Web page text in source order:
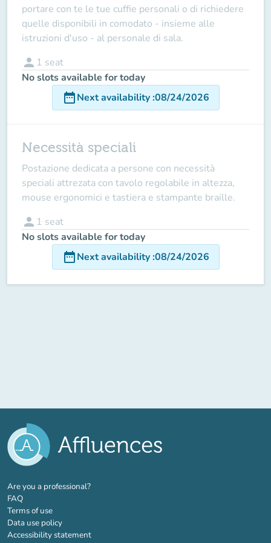
portare con te le tue cuffie personali o di richiedere
quelle disponibili in comodato - insieme alle
istruzioni d'uso - al personale di sala.
person 1 seat
No slots available for today
date_rangeNext availability:08/24/2026
Necessità speciali
Postazione dedicata a persone con necessità
speciali attrezata con tavolo regolabile in altezza,
mouse ergonomici e tastiera e stampante braille.
person 1 seat
No slots available for today
date_rangeNext availability:08/24/2026
Are you a professional?(new tab)
FAQ
Terms of use
Data use policy
Accessibility statement